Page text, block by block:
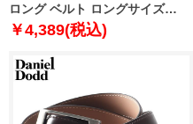
ロング ベルト ロングサイズ
azbl-229009
￥4,389(税込)